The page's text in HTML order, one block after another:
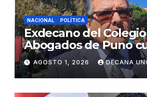
NACIONAL POLÍTICA
Exdecano del
Abogados de Puno
propuestas sobre
ciudadana
AGOSTO 1, 2026 DECANA